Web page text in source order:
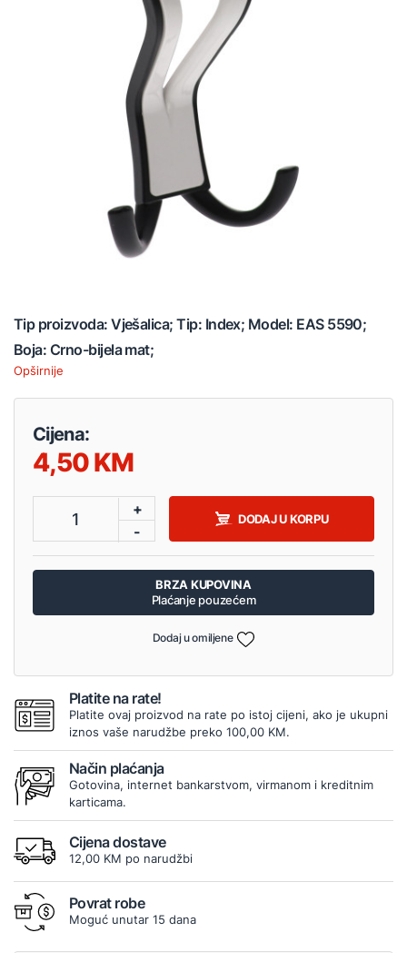
Tip proizvoda: Vješalica; Tip: Index; Model: EAS 5590;
Boja: Crno-bijela mat;
Opširnije
Cijena:
4,50
1
+
-
DODAJ U KORPU
BRZA KUPOVINA
Plaćanje pouzećem
Dodaj u omiljene
Platite na rate!
Platite ovaj proizvod na rate po istoj cijeni, ako je ukupni
iznos vaše narudžbe preko 100,00 KM.
Način plaćanja
Gotovina, internet bankarstvom, virmanom i kreditnim
karticama.
Cijena dostave
12,00 KM po narudžbi
Povrat robe
Moguć unutar 15 dana